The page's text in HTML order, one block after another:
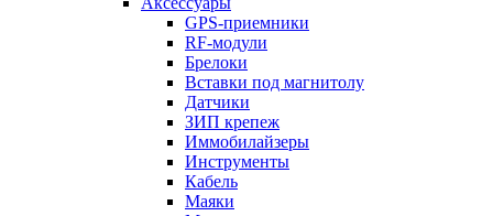
GPS-приемники
RF-модули
Брелоки
Вставки под магнитолу
Датчики
ЗИП крепеж
Иммобилайзеры
Инструменты
Кабель
Маяки